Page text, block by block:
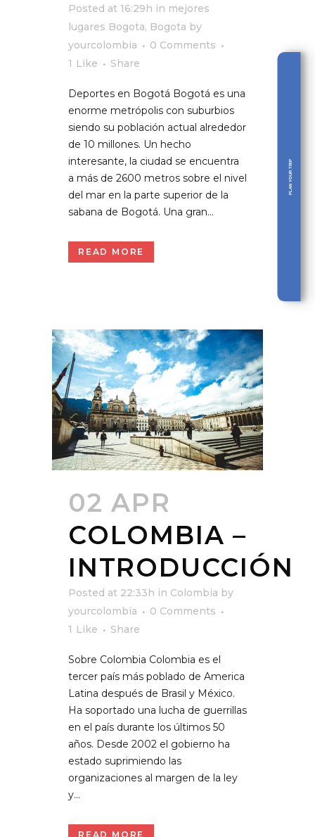
Posted at 16:29h in mejores
lugares Bogota, Bogota by
yourcolombia
0 Comments
1 Like Share
Deportes en Bogotá Bogotá es una
enorme metrópolis con suburbios
siendo su población actual alrededor
de 10 millones. Un hecho
interesante, la ciudad se encuentra
a más de 2600 metros sobre el nivel
del mar en la parte superior de la
sabana de Bogotá. Una gran...
READ MORE
02 APR
COLOMBIA –
INTRODUCCIÓN
Posted at 22:33h in Colombia by
yourcolombia
0 Comments
1 Like Share
Sobre Colombia Colombia es el
tercer país más poblado de America
Latina después de Brasil y México.
Ha soportado una lucha de guerrillas
en el país durante los últimos 50
años. Desde 2002 el gobierno ha
estado suprimiendo las
organizaciones al margen de la ley
y...
READ MORE
PLAN YOUR TRIP